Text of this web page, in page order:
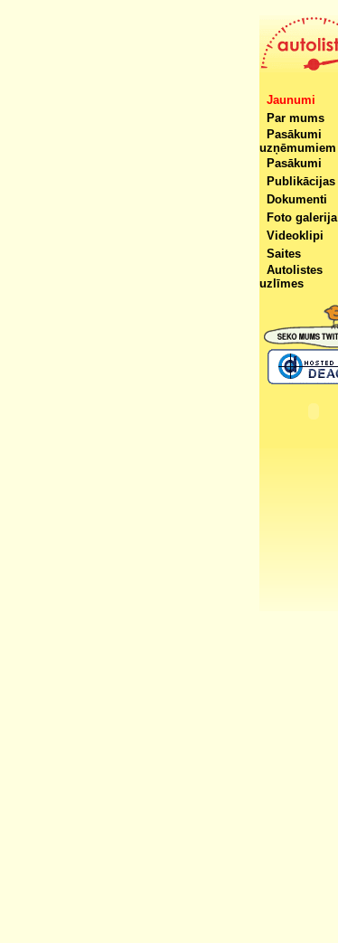
Jaunumi
Par mums
Pasākumi
uzņēmumiem
Pasākumi
Publikācijas
Dokumenti
Foto galerija
Videoklipi
Saites
Autolistes
uzlīmes